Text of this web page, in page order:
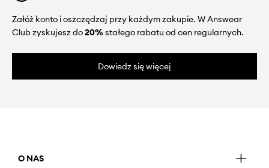
Załóż konto i oszczędzaj przy każdym zakupie. W Answear
Club zyskujesz do20%stałego rabatu od cen regularnych.
Dowiedz się więcej
O NAS